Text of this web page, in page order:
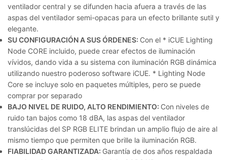
ventilador central y se difunden hacia afuera a través de las
aspas del ventilador semi-opacas para un efecto brillante sutil y
elegante.
SU CONFIGURACIÓN A SUS ÓRDENES: Con el * iCUE Lighting
Node CORE incluido, puede crear efectos de iluminación
vívidos, dando vida a su sistema con iluminación RGB dinámica
utilizando nuestro poderoso software iCUE. * Lighting Node
Core se incluye solo en paquetes múltiples, pero se puede
comprar por separado
BAJO NIVEL DE RUIDO, ALTO RENDIMIENTO: Con niveles de
ruido tan bajos como 18 dBA, las aspas del ventilador
translúcidas del SP RGB ELITE brindan un amplio flujo de aire al
mismo tiempo que permiten que brille la iluminación RGB.
FIABILIDAD GARANTIZADA: Garantía de dos años respaldada